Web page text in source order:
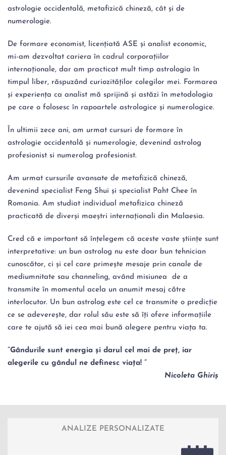
astrologie occidentală, metafizică chineză, cât și de
numerologie.
De formare economist, licențiată ASE și analist economic,
mi-am dezvoltat cariera în cadrul corporațiilor
internaționale, dar am practicat mult timp astrologia în
timpul liber, răspuzând curiozităților colegilor mei. Formarea
și experiența ca analist mă sprijină și astăzi în metodologia
pe care o folosesc în rapoartele astrologice și numerologice.
În ultimii zece ani, am urmat cursuri de formare în
astrologie occidentală și numerologie, devenind astrolog
profesionist si numerolog profesionist.
Am urmat cursurile avansate de metafizică chineză,
devenind specialist Feng Shui și specialist Paht Chee în
Romania. Am studiat individual metafizica chineză
practicată de diverși maeștri internaționali din Malaesia.
Cred că e important să înțelegem că aceste vaste științe sunt
interpretative: un bun astrolog nu este doar bun tehnician
cunoscător, ci și cel care primește mesaje prin canale de
mediumnitate sau channeling, având misiunea  de a
transmite în momentul acela un anumit mesaj către
interlocutor. Un bun astrolog este cel ce transmite o predicție
ce se adeverește, dar rolul său este să îți ofere informațiile
care te ajută să iei cea mai bună alegere pentru viața ta.
”Gândurile sunt energia și darul cel mai de preț, iar
alegerile cu gândul ne definesc viața! ”
Nicoleta Ghiriș
ANALIZE PERSONALIZATE